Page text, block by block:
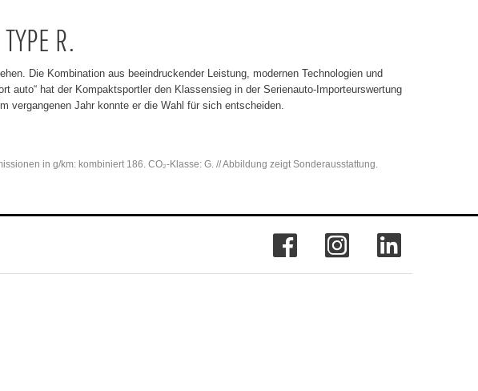
R.
Die Kombination aus beeindruckender Leistung, modernen Technologien und
auto“ hat der Kompaktsportler den Klassensieg in der Serienauto-Importeurswertung
vergangenen Jahr konnte er die Wahl für sich entscheiden.
in g/km: kombiniert 186. CO₂-Klasse: G. // Abbildung zeigt Sonderausstattung.